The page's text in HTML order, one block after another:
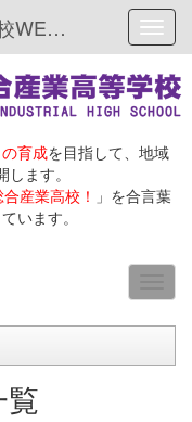
宮城県登米総合産業高等学校WEBサイト
育成を目指して、地域
ます。
産業高校！ 」を合言葉
います。